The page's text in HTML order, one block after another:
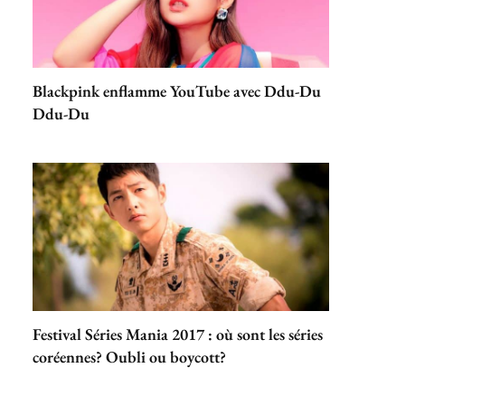
Blackpink enflamme YouTube avec Ddu-Du
Ddu-Du
Festival Séries Mania 2017 : où sont les séries
coréennes? Oubli ou boycott?